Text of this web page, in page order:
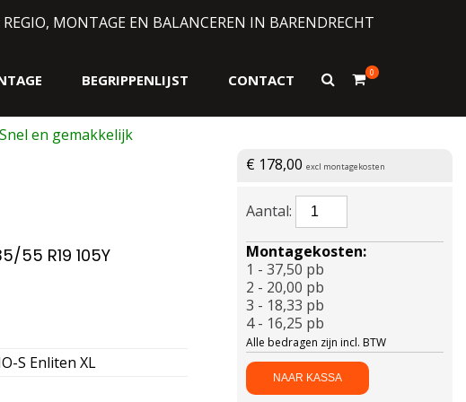
MONTAGE EN BALANCEREN IN BARENDRECHT
BEGRIPPENLIJST CONTACT
Toon
0
55 R19 105Y
€ 178,00 excl montagekosten
S Enliten XL
BRIDGESTONE-
T005
B-
SILENT
MO-
S
Enliten
XL
235/55
R19
105Y
NAAR KASSA
Montagekosten:
1 - 37,50 pb
2 - 20,00 pb
3 - 18,33 pb
4 - 16,25 pb
Alle bedragen zijn incl. BTW